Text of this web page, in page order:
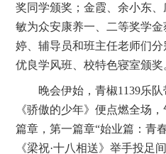
奖同学颁奖；金霞、余小东
敏为众安康养一、二等奖学
婷、辅导员和班主任老师们
优良学风班、校特色寝室颁奖
晚会伊始，青椒1139乐
《骄傲的少年》便点燃全场
篇章，第一篇章“始业篇：青
《梁祝·十八相送》举手投足